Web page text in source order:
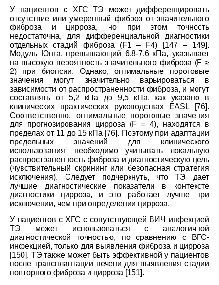
У пациентов с ХГС TЭ может дифференцировать
отсутствие или умеренный фиброз от значительного
фиброза и цирроза, но при этом точность
недостаточна, для дифференциальной диагностики
отдельных стадий фиброза (F1 – F4) [147 – 149].
Модуль Юнга, превышающий 6,8-7,6 кПа, указывает
на высокую вероятность значительного фиброза (F ≥
2) при биопсии. Однако, оптимальные пороговые
значения могут значительно варьироваться в
зависимости от распространенности фиброза, и могут
составлять от 5,2 кПа до 9,5 кПа, как указано в
клинических практических руководствах EASL [76].
Соответственно, оптимальные пороговые значения
для прогнозирования цирроза (F = 4), находятся в
пределах от 11 до 15 кПа [76]. Поэтому при адаптации
предельных значений для клинического
использования, необходимо учитывать локальную
распространенность фиброза и диагностическую цель
(чувствительный скрининг или безопасная стратегия
исключения). Следует подчеркнуть, что ТЭ дает
лучшие диагностические показатели в контексте
диагностики цирроза, и это работает лучше при
исключении, чем при определении цирроза.
У пациентов с ХГС с сопутствующей ВИЧ инфекцией
TЭ может использоваться с аналогичной
диагностической точностью, по сравнению с ВГС-
инфекцией, только для выявления фиброза и цирроза
[150]. TЭ также может быть эффективной у пациентов
после трансплантации печени для выявления стадии
повторного фиброза и цирроза [151].